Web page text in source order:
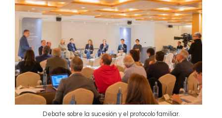
Debate sobre la sucesión y el protocolo familiar.